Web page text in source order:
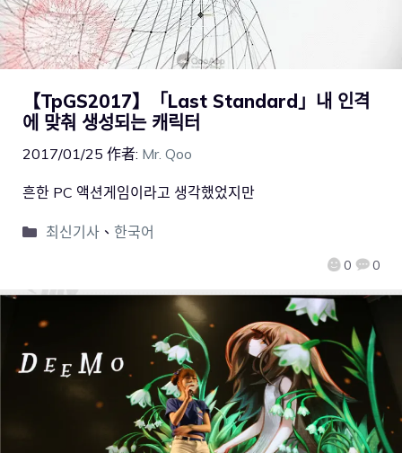
【TpGS2017】「Last Standard」내 인격
에 맞춰 생성되는 캐릭터
2017/01/25 作者: Mr. Qoo
0 0
흔한 PC 액션게임이라고 생각했었지만
최신기사、 한국어